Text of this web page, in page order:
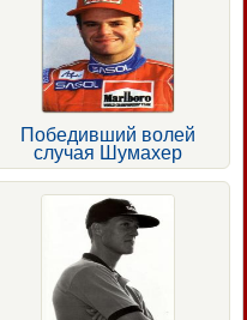
Победивший волей
случая Шумахер